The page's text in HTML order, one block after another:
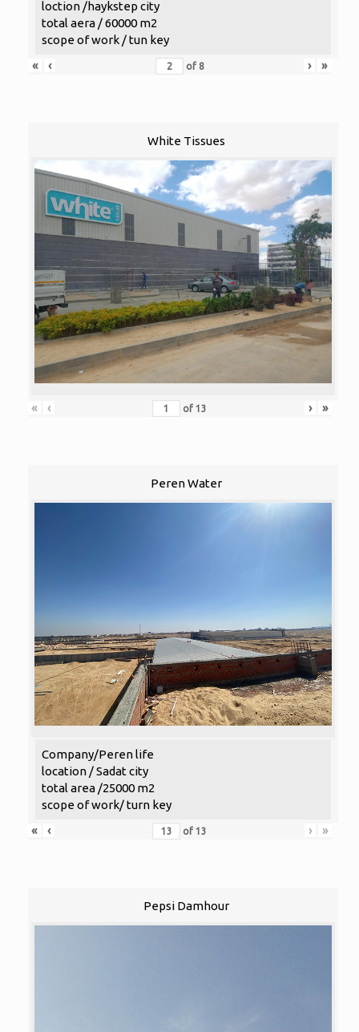
loction /haykstep city
total aera / 60000 m2
scope of work / tun key
«
‹ of 8 › »
White Tissues
« ‹ of 13 › »
Peren Water
Company/Peren life
location / Sadat city
total area /25000 m2
scope of work/ turn key
«
‹ of 13 › »
Pepsi Damhour